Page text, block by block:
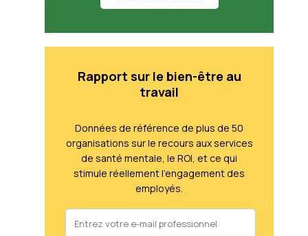
Rapport sur le bien-être au
travail
Données de référence de plus de 50
organisations sur le recours aux services
de santé mentale, le ROI, et ce qui
stimule réellement l'engagement des
employés.